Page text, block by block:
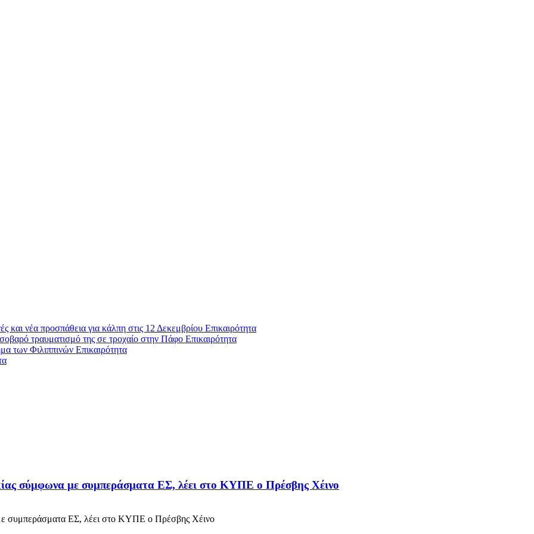
και νέα προσπάθεια για κάλπη στις 12 Δεκεμβρίου Επικαιρότητα
τραυματισμό της σε τροχαίο στην Πάφο Επικαιρότητα
των Φιλιππινών Επικαιρότητα